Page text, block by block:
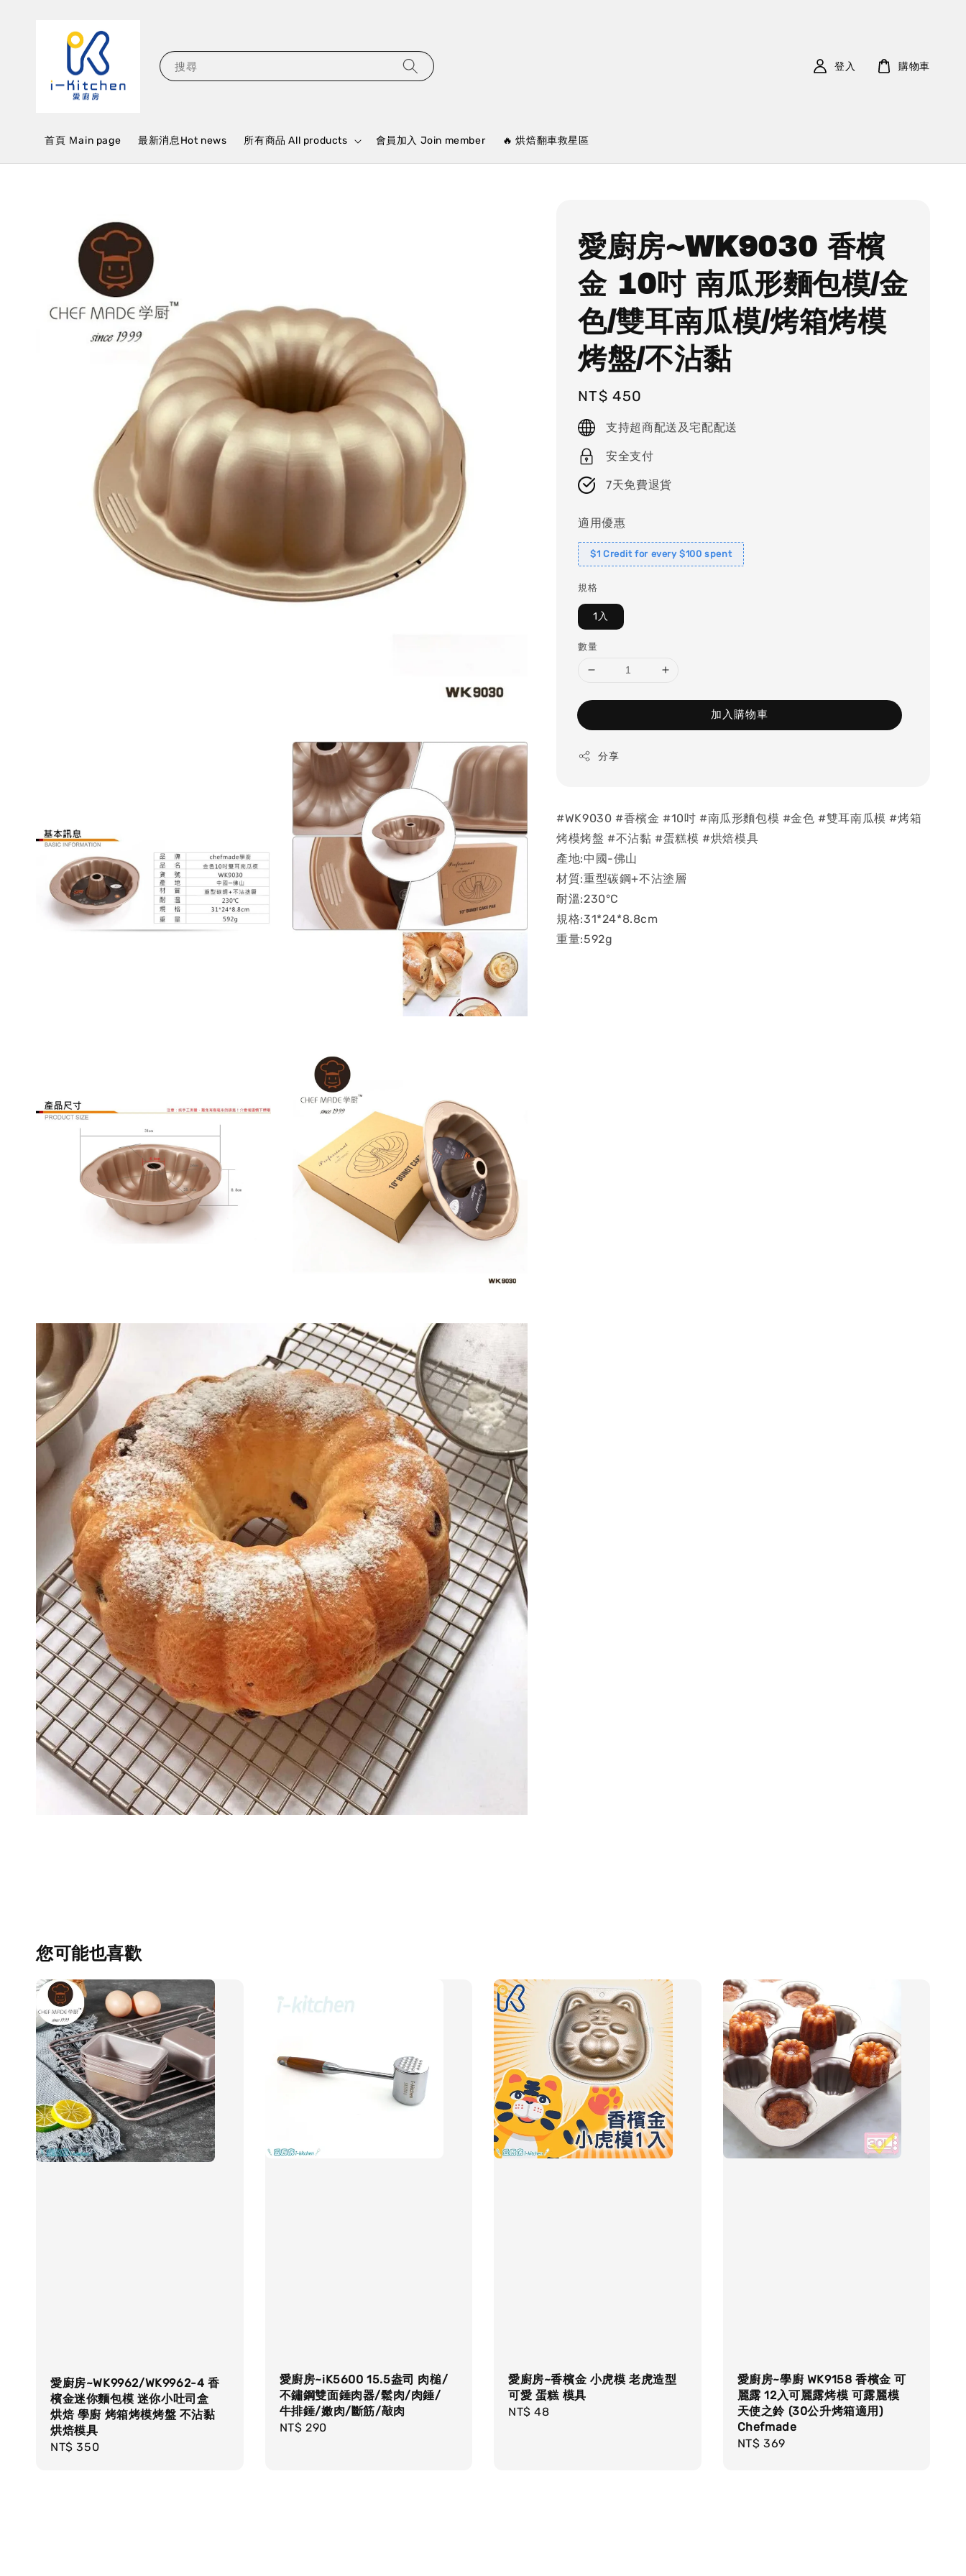
搜尋
首頁 Ｍain page 最新消息Hot news 所有商品 All products 會員加入 Join member 🔥 烘焙翻車救星區
登入 購物車
愛廚房~WK9030 香檳
金 10吋 南瓜形麵包模/金
色/雙耳南瓜模/烤箱烤模
烤盤/不沾黏
Regular
price
NT$ 450
支持超商配送及宅配配送
安全支付
7天免費退貨
適用優惠
$1 Credit for every $100 spent
規格
1入
數量
加入購物車
分享
#WK9030 #香檳金 #10吋 #南瓜形麵包模 #金色 #雙耳南瓜模 #烤箱
烤模烤盤 #不沾黏 #蛋糕模 #烘焙模具
產地:中國-佛山
材質:重型碳鋼+不沾塗層
耐溫:230°C
規格:31*24*8.8cm
重量:592g
您可能也喜歡
愛廚房~WK9962/WK9962-4 香
檳金迷你麵包模 迷你小吐司盒
烘焙 學廚 烤箱烤模烤盤 不沾黏
烘焙模具
Regular
NT$ 350
愛廚房~iK5600 15.5盎司 肉槌/
不鏽鋼雙面錘肉器/鬆肉/肉錘/
牛排錘/嫩肉/斷筋/敲肉
Regular
NT$ 290
愛廚房~香檳金 小虎模 老虎造型
可愛 蛋糕 模具
Regular
NT$ 48
愛廚房~學廚 WK9158 香檳金 可
麗露 12入可麗露烤模 可露麗模
天使之鈴 (30公升烤箱適用)
Chefmade
Regular
NT$ 369